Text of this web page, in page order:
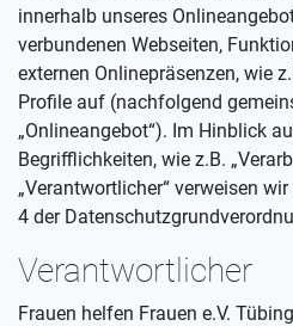
innerhalb unseres
verbundenen Webseiten,
externen Onlinepräsenzen, wie
Profile auf (nachfolgend
„Onlineangebot“). Im Hinblick
Begrifflichkeiten, wie z.B.
„Verantwortlicher“ verweisen
4 der
Verantwortlicher
Frauen helfen Frauen e.V.